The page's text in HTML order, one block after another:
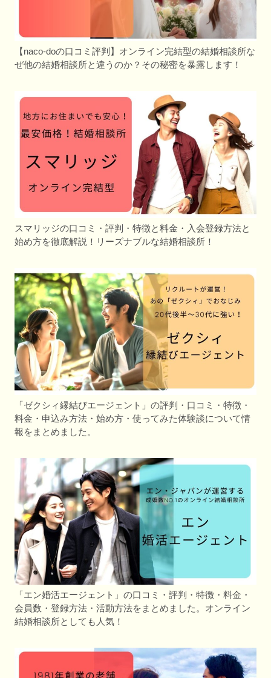
【naco-doの口コミ評判】オンライン完結型の結婚相談所な
ぜ他の結婚相談所と違うのか？その秘密を暴露します！
スマリッジの口コミ・評判・特徴と料金・入会登録方法と
始め方を徹底解説！リーズナブルな結婚相談所！
「ゼクシィ縁結びエージェント」の評判・口コミ・特徴・
料金・申込み方法・始め方・使ってみた体験談について情
報をまとめました。
「エン婚活エージェント」の口コミ・評判・特徴・料金・
会員数・登録方法・活動方法をまとめました。オンライン
結婚相談所としても人気！